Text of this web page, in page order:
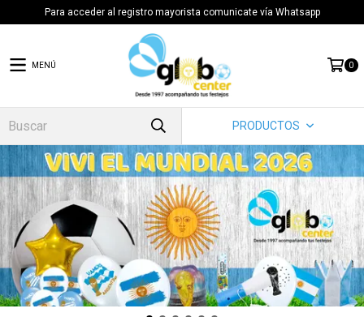
Para acceder al registro mayorista comunicate vía Whatsapp
MENÚ 0
PRODUCTOS